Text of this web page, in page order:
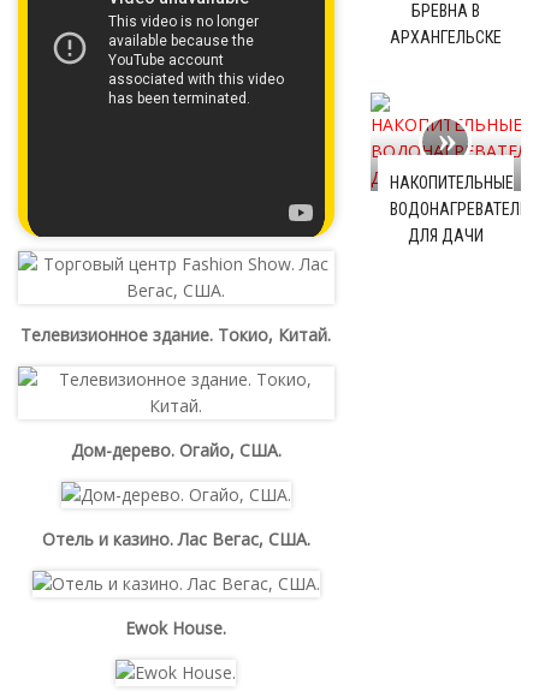
Телевизионное здание. Токио, Китай.
Дом-дерево. Огайо, США.
Отель и казино. Лас Вегас, США.
Ewok House.
БРЕВНА В
АРХАНГЕЛЬСКЕ
НАКОПИТЕЛЬНЫЕ
ВОДОНАГРЕВАТЕЛИ
ДЛЯ ДАЧИ